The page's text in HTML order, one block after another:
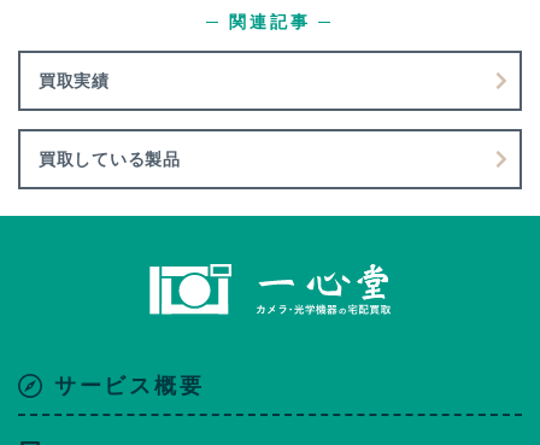
買取実績
─ 関連記事 ─
買取している製品
サービス概要